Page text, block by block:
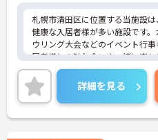
札幌市清田区に位置する当施設
健康な入居者様が多い施設です
ウリング大会などのイベント行
居者様との触れ合いや一緒に楽
ざいます。
ご興味のある方はお気軽にご相
詳細を見る